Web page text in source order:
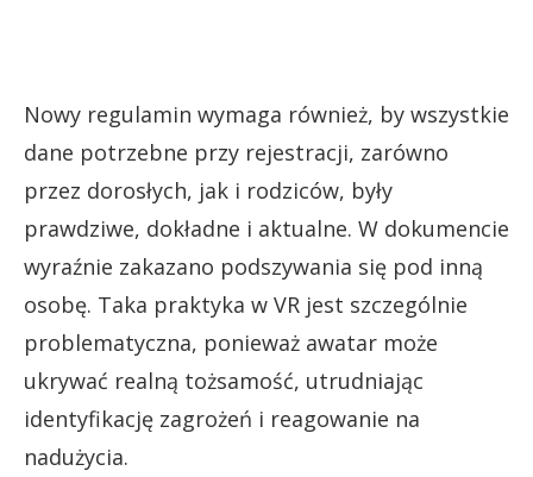
Nowy regulamin wymaga również, by wszystkie
dane potrzebne przy rejestracji, zarówno
przez dorosłych, jak i rodziców, były
prawdziwe, dokładne i aktualne. W dokumencie
wyraźnie zakazano podszywania się pod inną
osobę. Taka praktyka w VR jest szczególnie
problematyczna, ponieważ awatar może
ukrywać realną tożsamość, utrudniając
identyfikację zagrożeń i reagowanie na
nadużycia.